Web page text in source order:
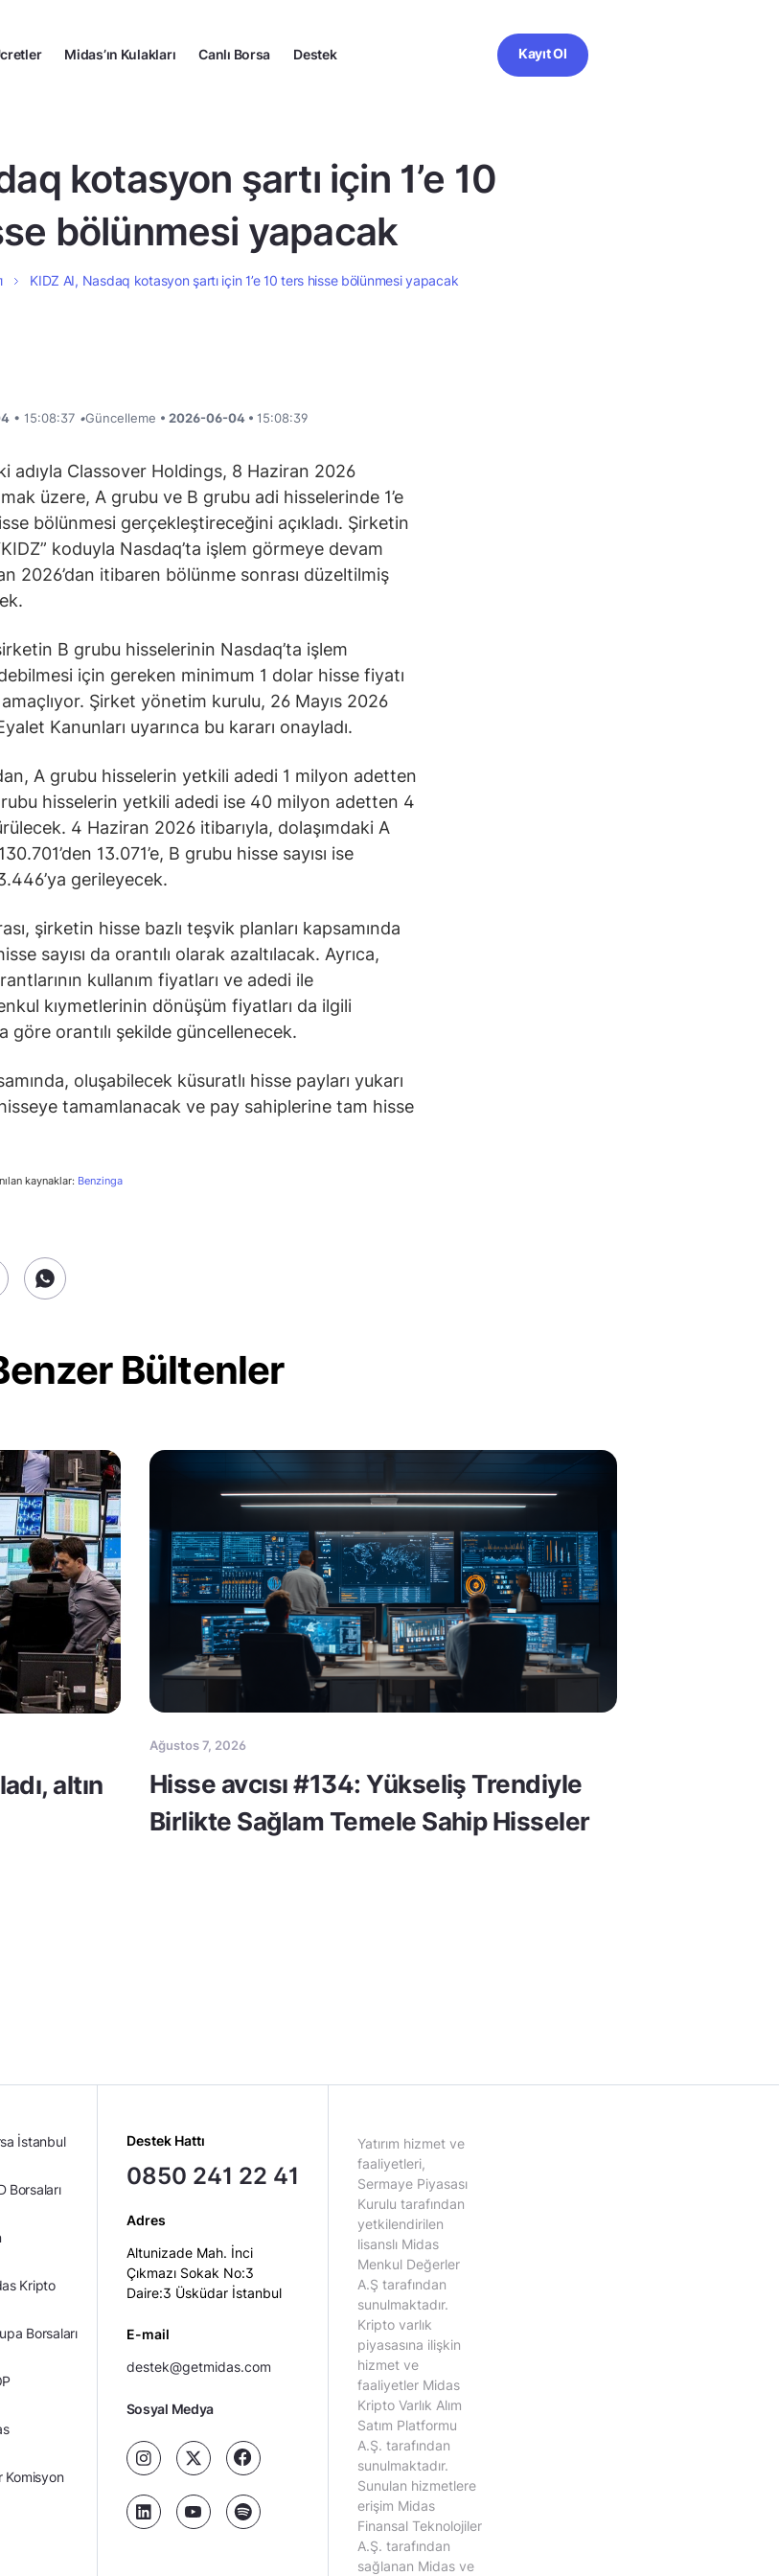
Midas’ın Kulakları Canlı Borsa Destek Kayıt Ol
kotasyon şartı için 1’e 10
bölünmesi yapacak
KIDZ AI, Nasdaq kotasyon şartı için 1’e 10 ters hisse bölünmesi yapacak
• 15:08:37 •Güncelleme • 2026-06-04 • 15:08:39
adıyla Classover Holdings, 8 Haziran 2026
üzere, A grubu ve B grubu adi hisselerinde 1’e
bölünmesi gerçekleştireceğini açıkladı. Şirketin
koduyla Nasdaq’ta işlem görmeye devam
2026’dan itibaren bölünme sonrası düzeltilmiş
B grubu hisselerinin Nasdaq’ta işlem
için gereken minimum 1 dolar hisse fiyatı
amaçlıyor. Şirket yönetim kurulu, 26 Mayıs 2026
Kanunları uyarınca bu kararı onayladı.
A grubu hisselerin yetkili adedi 1 milyon adetten
hisselerin yetkili adedi ise 40 milyon adetten 4
4 Haziran 2026 itibarıyla, dolaşımdaki A
13.071’e, B grubu hisse sayısı ise
gerileyecek.
şirketin hisse bazlı teşvik planları kapsamında
sayısı da orantılı olarak azaltılacak. Ayrıca,
kullanım fiyatları ve adedi ile
kıymetlerinin dönüşüm fiyatları da ilgili
göre orantılı şekilde güncellenecek.
oluşabilecek küsuratlı hisse payları yukarı
tamamlanacak ve pay sahiplerine tam hisse
kaynaklar: Benzinga
Bültenler
altın
Ağustos 7, 2026
Hisse avcısı #134: Yükseliş Trendiyle
Birlikte Sağlam Temele Sahip Hisseler
İstanbul
Borsaları
Kripto
Borsaları
Komisyon
Destek Hattı
0850 241 22 41
Adres
Altunizade Mah. İnci
Çıkmazı Sokak No:3
Daire:3 Üsküdar İstanbul
E-mail
destek@getmidas.com
Sosyal Medya
Yatırım hizmet ve
faaliyetleri,
Sermaye Piyasası
Kurulu tarafından
yetkilendirilen
lisanslı Midas
Menkul Değerler
A.Ş tarafından
sunulmaktadır.
Kripto varlık
piyasasına ilişkin
hizmet ve
faaliyetler Midas
Kripto Varlık Alım
Satım Platformu
A.Ş. tarafından
sunulmaktadır.
Sunulan hizmetlere
erişim Midas
Finansal Teknolojiler
A.Ş. tarafından
sağlanan Midas ve